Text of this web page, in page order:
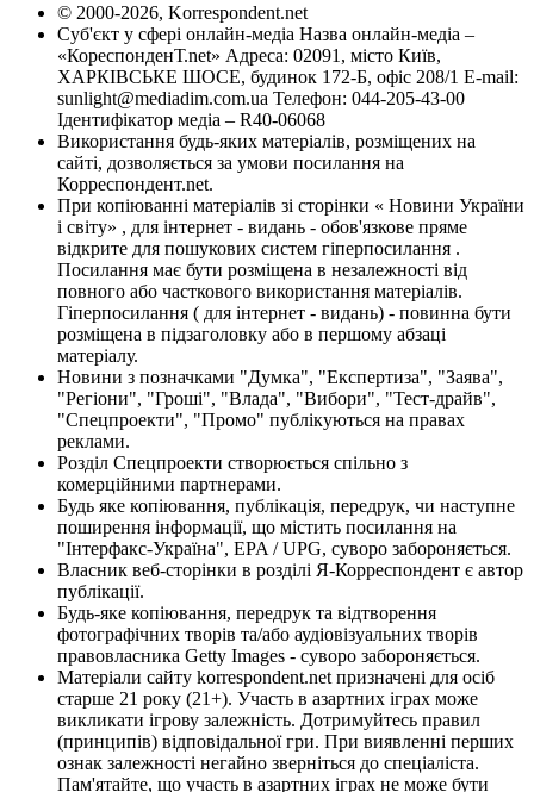
© 2000-2026, Korrespondent.net
Суб'єкт у сфері онлайн-медіа Назва онлайн-медіа –
«КореспонденТ.net» Адреса: 02091, місто Київ,
ХАРКІВСЬКЕ ШОСЕ, будинок 172-Б, офіс 208/1 E-mail:
sunlight@mediadim.com.ua Телефон: 044-205-43-00
Ідентифікатор медіа – R40-06068
Використання будь-яких матеріалів, розміщених на
сайті, дозволяється за умови посилання на
Корреспондент.net.
При копіюванні матеріалів зі сторінки « Новини України
і світу» , для інтернет - видань - обов'язкове пряме
відкрите для пошукових систем гіперпосилання .
Посилання має бути розміщена в незалежності від
повного або часткового використання матеріалів.
Гіперпосилання ( для інтернет - видань) - повинна бути
розміщена в підзаголовку або в першому абзаці
матеріалу.
Новини з позначками "Думка", "Експертиза", "Заява",
"Регіони", "Гроші", "Влада", "Вибори", "Тест-драйв",
"Спецпроекти", "Промо" публікуються на правах
реклами.
Розділ Спецпроекти створюється спільно з
комерційними партнерами.
Будь яке копіювання, публікація, передрук, чи наступне
поширення інформації, що містить посилання на
"Інтерфакс-Україна", EPA / UPG, суворо забороняється.
Власник веб-сторінки в розділі Я-Корреспондент є автор
публікації.
Будь-яке копіювання, передрук та відтворення
фотографічних творів та/або аудіовізуальних творів
правовласника Getty Images - суворо забороняється.
Матеріали сайту korrespondent.net призначені для осіб
старше 21 року (21+). Участь в азартних іграх може
викликати ігрову залежність. Дотримуйтесь правил
(принципів) відповідальної гри. При виявленні перших
ознак залежності негайно зверніться до спеціаліста.
Пам'ятайте, що участь в азартних іграх не може бути